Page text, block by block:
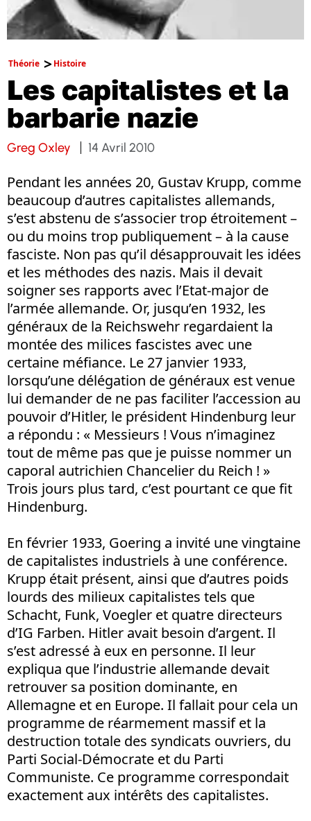
Théorie Histoire
Les capitalistes et la
barbarie nazie
Greg Oxley 14 Avril 2010
Pendant les années 20, Gustav Krupp, comme
beaucoup d’autres capitalistes allemands,
s’est abstenu de s’associer trop étroitement –
ou du moins trop publiquement – à la cause
fasciste. Non pas qu’il désapprouvait les idées
et les méthodes des nazis. Mais il devait
soigner ses rapports avec l’Etat-major de
l’armée allemande. Or, jusqu’en 1932, les
généraux de la Reichswehr regardaient la
montée des milices fascistes avec une
certaine méfiance. Le 27 janvier 1933,
lorsqu’une délégation de généraux est venue
lui demander de ne pas faciliter l’accession au
pouvoir d’Hitler, le président Hindenburg leur
a répondu : « Messieurs ! Vous n’imaginez
tout de même pas que je puisse nommer un
caporal autrichien Chancelier du Reich ! »
Trois jours plus tard, c’est pourtant ce que fit
Hindenburg.
En février 1933, Goering a invité une vingtaine
de capitalistes industriels à une conférence.
Krupp était présent, ainsi que d’autres poids
lourds des milieux capitalistes tels que
Schacht, Funk, Voegler et quatre directeurs
d’IG Farben. Hitler avait besoin d’argent. Il
s’est adressé à eux en personne. Il leur
expliqua que l’industrie allemande devait
retrouver sa position dominante, en
Allemagne et en Europe. Il fallait pour cela un
programme de réarmement massif et la
destruction totale des syndicats ouvriers, du
Parti Social-Démocrate et du Parti
Communiste. Ce programme correspondait
exactement aux intérêts des capitalistes.